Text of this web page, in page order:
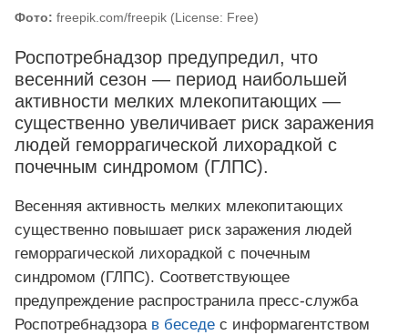
Фото: freepik.com/freepik (License: Free)
Роспотребнадзор предупредил, что
весенний сезон — период наибольшей
активности мелких млекопитающих —
существенно увеличивает риск заражения
людей геморрагической лихорадкой с
почечным синдромом (ГЛПС).
Весенняя активность мелких млекопитающих
существенно повышает риск заражения людей
геморрагической лихорадкой с почечным
синдромом (ГЛПС). Соответствующее
предупреждение распространила пресс-служба
Роспотребнадзора в беседе с информагентством